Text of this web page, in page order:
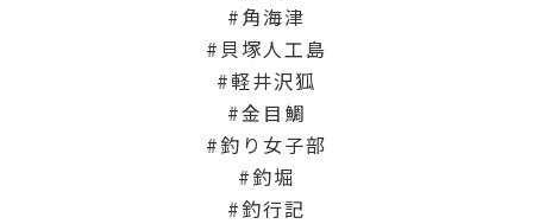
角海津
貝塚人工島
軽井沢狐
金目鯛
釣り女子部
釣堀
釣行記